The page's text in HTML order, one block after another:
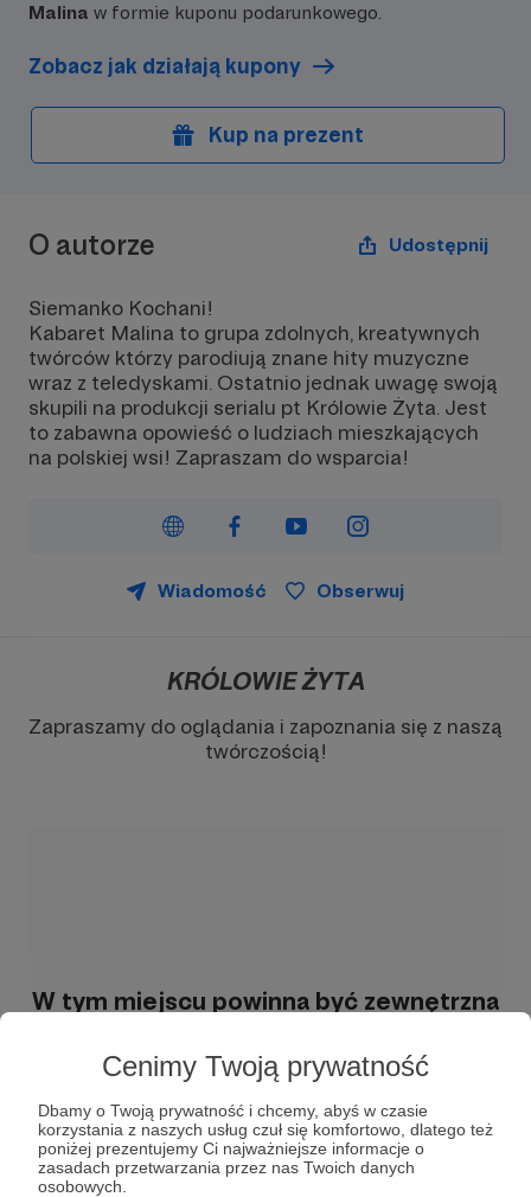
Cenimy Twoją prywatność
Dbamy o Twoją prywatność i chcemy, abyś w czasie
korzystania z naszych usług czuł się komfortowo, dlatego też
poniżej prezentujemy Ci najważniejsze informacje o
zasadach przetwarzania przez nas Twoich danych
osobowych.
Malina w formie kuponu podarunkowego.
Zobacz jak działają kupony
Kup na prezent
O autorze Udostępnij
Siemanko Kochani!
Kabaret Malina to grupa zdolnych, kreatywnych
twórców którzy parodiują znane hity muzyczne
wraz z teledyskami. Ostatnio jednak uwagę swoją
skupili na produkcji serialu pt Królowie Żyta. Jest
to zabawna opowieść o ludziach mieszkających
na polskiej wsi! Zapraszam do wsparcia!
Wiadomość Obserwuj
KRÓLOWIE ŻYTA
Zapraszamy do oglądania i zapoznania się z naszą
twórczością!
W tym miejscu powinna być zewnętrzna
Aby zobaczyć treść musisz zmienić ustawienia